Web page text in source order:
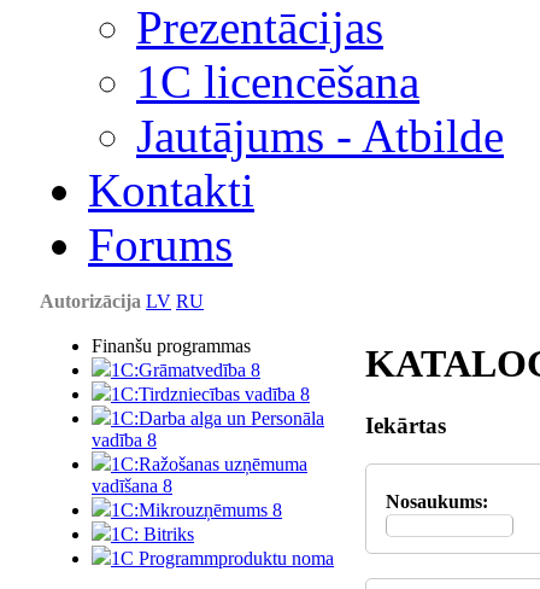
Prezentācijas
1С licencēšana
Jautājums - Atbilde
Kontakti
Forums
Autorizācija LV RU
Finanšu programmas
1C:Grāmatvedība 8
1C:Tirdzniecības vadība 8
1C:Darba alga un Personāla
vadība 8
1C:Ražošanas uzņēmuma
vadīšana 8
1С:Мikrouzņēmums 8
1C: Bitriks
1C Programmproduktu noma
Iekārtas
Nosaukums: